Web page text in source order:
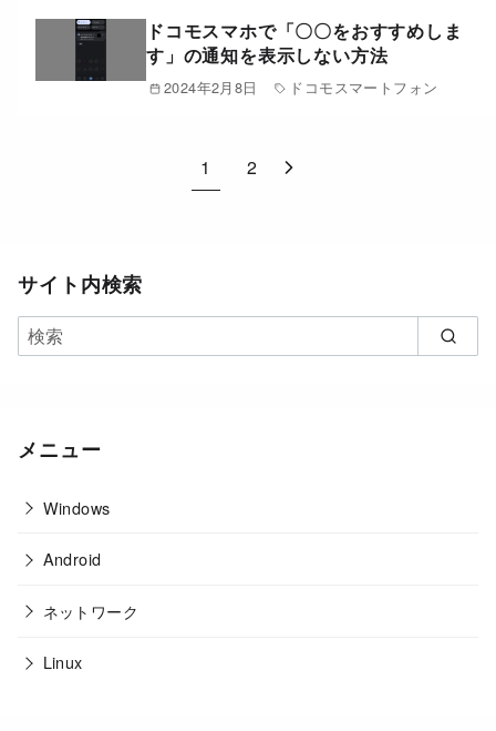
ドコモスマホで「〇〇をおすすめしま
す」の通知を表示しない方法
2024年2月8日 ドコモスマートフォン
1 2
サイト内検索
メニュー
Windows
Android
ネットワーク
Linux